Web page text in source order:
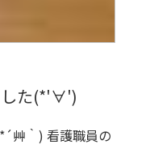
した(*'∀')
艸｀) 看護職員の